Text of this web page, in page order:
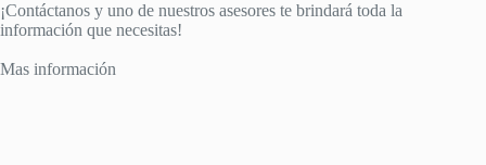
¡Contáctanos y uno de nuestros asesores te brindará toda la
información que necesitas!
Mas información